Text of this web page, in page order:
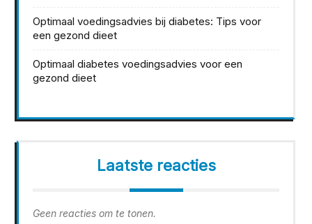
Optimaal voedingsadvies bij diabetes: Tips voor
een gezond dieet
Optimaal diabetes voedingsadvies voor een
gezond dieet
Laatste reacties
Geen reacties om te tonen.